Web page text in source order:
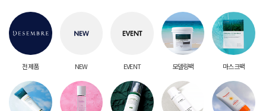
전 제품 NEW EVENT 모델링팩 마스크팩